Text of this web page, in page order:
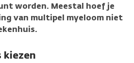
worden. Meestal hoef je
van multipel myeloom niet
kiezen